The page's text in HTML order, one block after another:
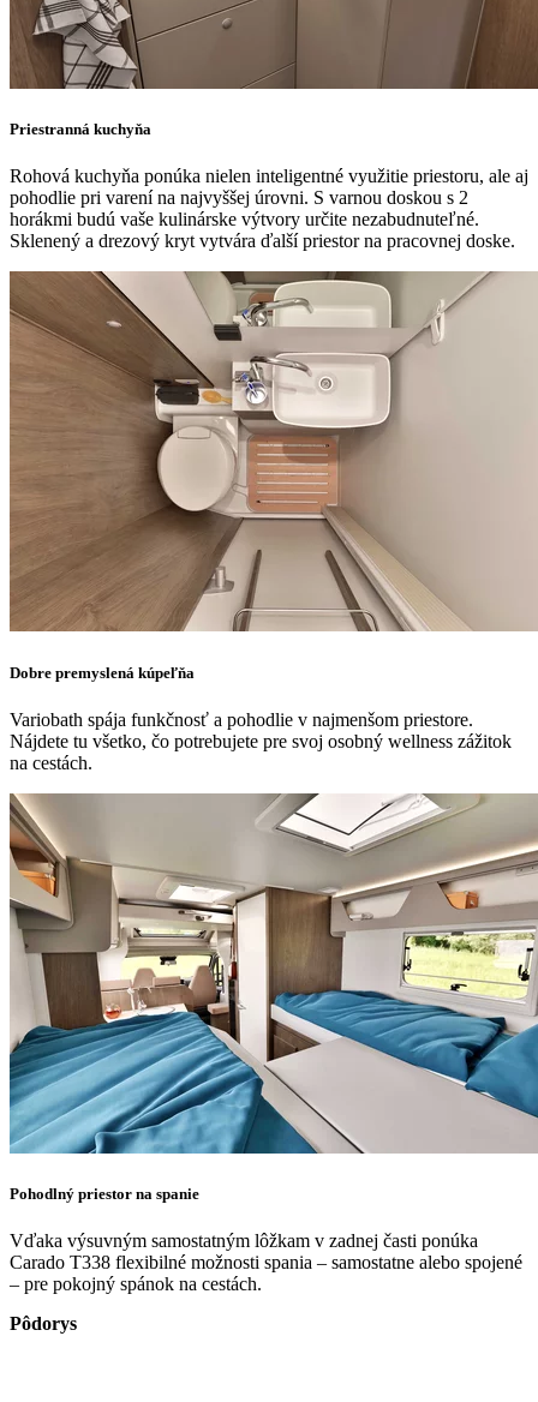
Priestranná kuchyňa
Rohová kuchyňa ponúka nielen inteligentné využitie priestoru, ale aj
pohodlie pri varení na najvyššej úrovni. S varnou doskou s 2
horákmi budú vaše kulinárske výtvory určite nezabudnuteľné.
Sklenený a drezový kryt vytvára ďalší priestor na pracovnej doske.
Dobre premyslená kúpeľňa
Variobath spája funkčnosť a pohodlie v najmenšom priestore.
Nájdete tu všetko, čo potrebujete pre svoj osobný wellness zážitok
na cestách.
Pohodlný priestor na spanie
Vďaka výsuvným samostatným lôžkam v zadnej časti ponúka
Carado T338 flexibilné možnosti spania – samostatne alebo spojené
– pre pokojný spánok na cestách.
Pôdorys